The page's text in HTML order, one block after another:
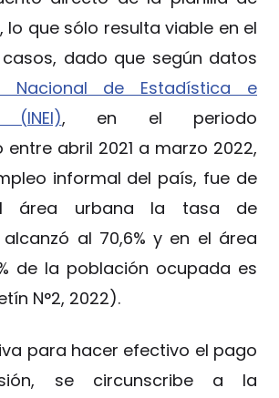
lo que sólo resulta viable en el
casos, dado que según datos
Nacional de Estadística e
, en el periodo
abril 2021 a marzo 2022,
informal del país, fue de
área urbana la tasa de
al 70,6% y en el área
de la población ocupada es
N°2, 2022).
para hacer efectivo el pago
se circunscribe a la